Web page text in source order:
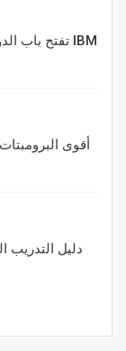
IBM تفتح باب الدورات المجانية في الذكاء الاصطناعي والأمن…
أقوى
دليل التدريب